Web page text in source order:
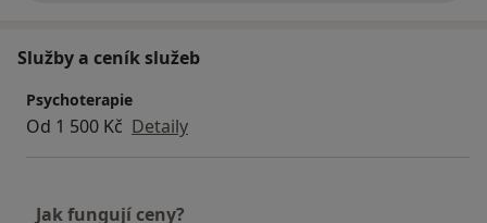
Služby a ceník služeb
Psychoterapie
Od 1 500 Kč Detaily
Jak fungují ceny?